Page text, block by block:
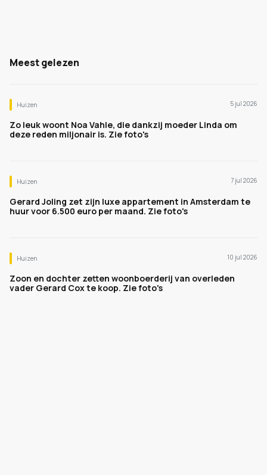
Meest gelezen
Huizen 5 jul 2026
Zo leuk woont Noa Vahle, die dankzij moeder Linda om
deze reden miljonair is. Zie foto's
Huizen 7 jul 2026
Gerard Joling zet zijn luxe appartement in Amsterdam te
huur voor 6.500 euro per maand. Zie foto's
Huizen 10 jul 2026
Zoon en dochter zetten woonboerderij van overleden
vader Gerard Cox te koop. Zie foto's